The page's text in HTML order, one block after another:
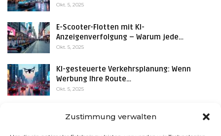
Zustimmung verwalten
Okt. 5, 2025
E-Scooter-Flotten mit KI-
Anzeigenverfolgung – Warum jede…
Okt. 5, 2025
KI-gesteuerte Verkehrsplanung: Wenn
Werbung Ihre Route…
Okt. 5, 2025
Werbenetzwerke – droht ein…